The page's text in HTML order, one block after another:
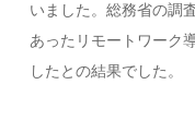
いました。総務省の調
あったリモートワーク
したとの結果でした。